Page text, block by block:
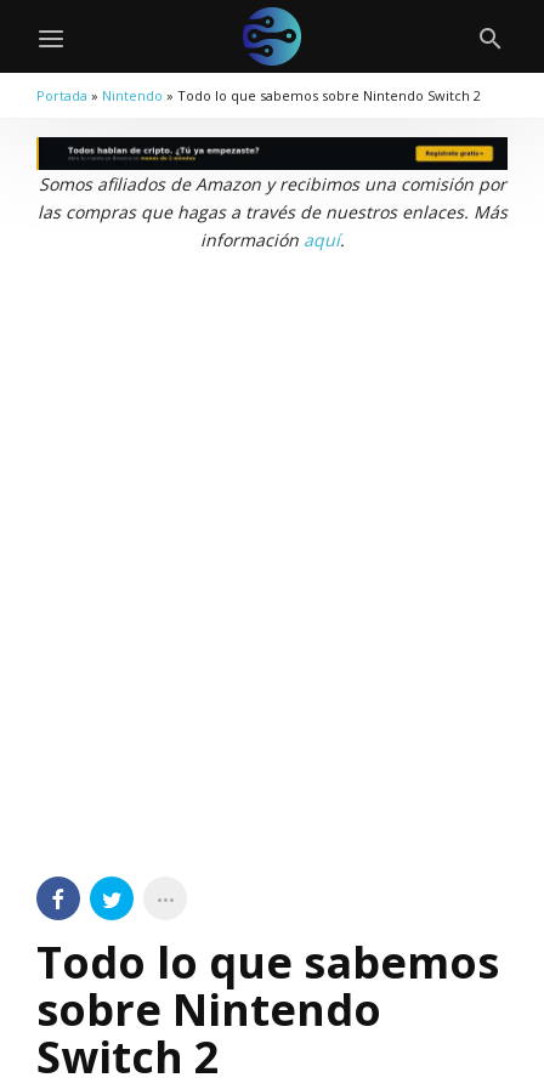
Portada » Nintendo » Todo lo que sabemos sobre Nintendo Switch 2
Somos afiliados de Amazon y recibimos una comisión por
las compras que hagas a través de nuestros enlaces. Más
información aquí.
Todo lo que sabemos
sobre Nintendo
Switch 2